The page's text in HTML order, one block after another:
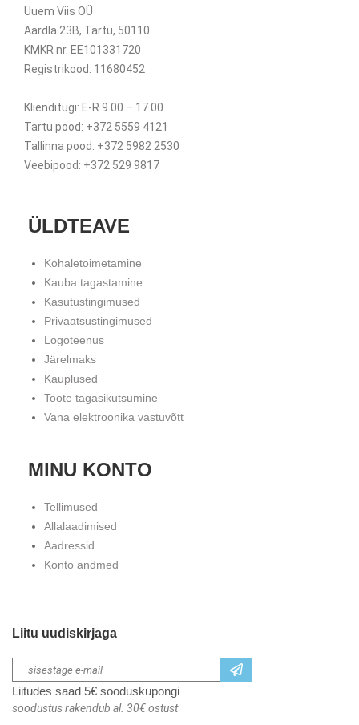
Uuem Viis OÜ
Aardla 23B, Tartu, 50110
KMKR nr. EE101331720
Registrikood: 11680452
Klienditugi: E-R 9.00 – 17.00
Tartu pood: +372 5559 4121
Tallinna pood: +372 5982 2530
Veebipood: +372 529 9817
ÜLDTEAVE
Kohaletoimetamine
Kauba tagastamine
Kasutustingimused
Privaatsustingimused
Logoteenus
Järelmaks
Kauplused
Toote tagasikutsumine
Vana elektroonika vastuvõtt
MINU KONTO
Tellimused
Allalaadimised
Aadressid
Konto andmed
Liitu uudiskirjaga
Liitudes saad 5€ sooduskupongi
soodustus rakendub al. 30€ ostust